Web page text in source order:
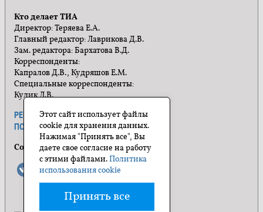
Кто делает ТИА
Директор: Теряева Е.А.
Главный редактор: Лаврикова Д.В.
Зам. редактора: Бархатова В.Д.
Корреспонденты:
Капралов Д.В., Кудряшов Е.М.
Специальные корреспонденты:
Кулик Л.В.
РЕКЛАМА ПРАВИЛА САЙТА
ПОЛИТИКА КОНФИДЕНЦИАЛЬНОСТИ
Социальные сети
Этот сайт использует файлы
cookie для хранения данных.
Нажимая "Принять все", Вы
даете свое согласие на работу
с этими файлами.Политика
использования cookie
Принять все